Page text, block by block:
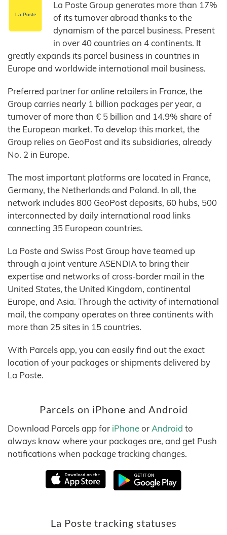
La Poste Group generates more than 17%
of its turnover abroad thanks to the
dynamism of the parcel business. Present
in over 40 countries on 4 continents. It
greatly expands its parcel business in countries in
Europe and worldwide international mail business.
Preferred partner for online retailers in France, the
Group carries nearly 1 billion packages per year, a
turnover of more than € 5 billion and 14.9% share of
the European market. To develop this market, the
Group relies on GeoPost and its subsidiaries, already
No. 2 in Europe.
The most important platforms are located in France,
Germany, the Netherlands and Poland. In all, the
network includes 800 GeoPost deposits, 60 hubs, 500
interconnected by daily international road links
connecting 35 European countries.
La Poste and Swiss Post Group have teamed up
through a joint venture ASENDIA to bring their
expertise and networks of cross-border mail in the
United States, the United Kingdom, continental
Europe, and Asia. Through the activity of international
mail, the company operates on three continents with
more than 25 sites in 15 countries.
With Parcels app, you can easily find out the exact
location of your packages or shipments delivered by
La Poste.
Parcels on iPhone and Android
Download Parcels app for iPhoneorAndroid to
always know where your packages are, and get Push
notifications when package tracking changes.
La Poste tracking statuses